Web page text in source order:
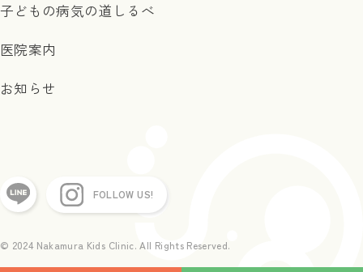
子どもの病気の道しるべ
医院案内
お知らせ
FOLLOW US!
©︎ 2024 Nakamura Kids Clinic. All Rights Reserved.